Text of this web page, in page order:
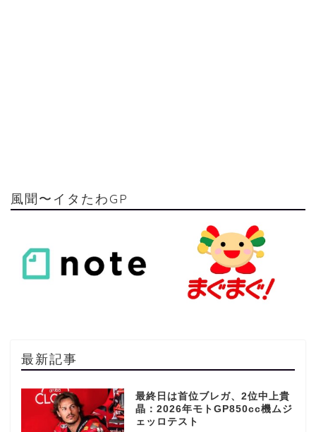
風聞〜イタたわGP
最新記事
最終日は首位ブレガ、2位中上貴
晶：2026年モトGP850cc機ムジ
ェッロテスト